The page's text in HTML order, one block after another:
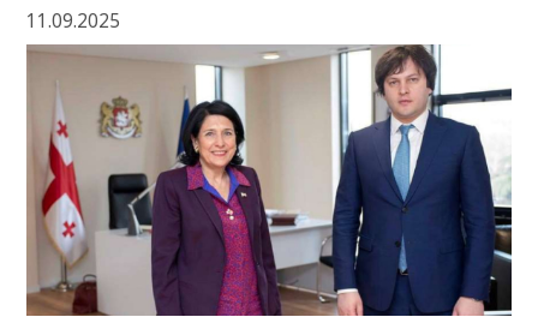
11.09.2025